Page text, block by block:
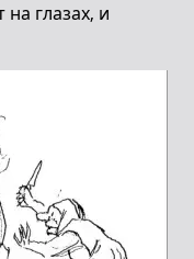
на глазах, и